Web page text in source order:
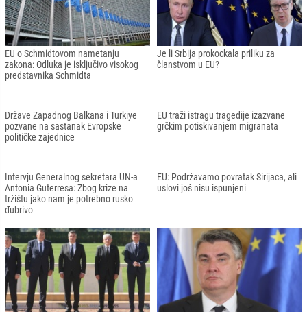
EU o Schmidtovom nametanju
zakona: Odluka je isključivo visokog
predstavnika Schmidta
Je li Srbija prokockala priliku za
članstvom u EU?
Države Zapadnog Balkana i Turkiye
pozvane na sastanak Evropske
političke zajednice
EU traži istragu tragedije izazvane